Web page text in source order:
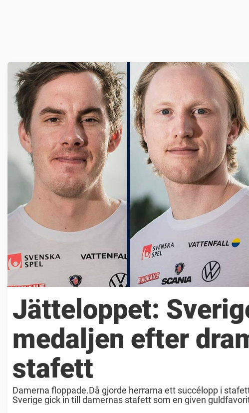
Jätteloppet:
medaljen efter
stafett
Damerna floppade.Då gjorde herrarna ett succélopp i
Sverige gick in till damernas stafett som en given